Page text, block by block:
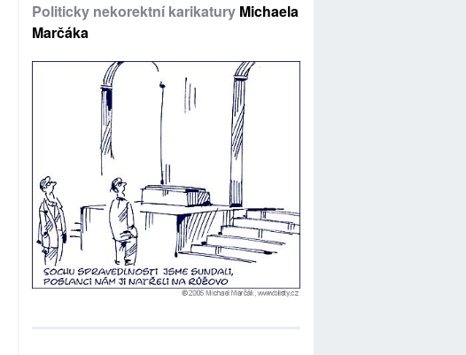
Politicky nekorektní karikatury Michaela
Marčáka